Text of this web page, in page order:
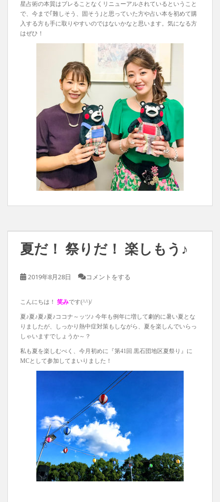
星占術の本質はブレることなくリニューアルされているということ
で、今まで｢難しそう、固そう｣と思っていた方や占い本を初めて購
入する方も手に取りやすいのではないかなと思います。気になる方
はぜひ！
夏だ！ 祭りだ！ 楽しもう♪
2019年8月28日 コメントをする
こんにちは！ 笑みです(^^)/
夏♪夏♪夏♪夏♪ココナ～ッツ♪ 今年も例年に増して劇的に暑い夏とな
りましたが、しっかり熱中症対策もしながら、夏を楽しんでいらっ
しゃいますでしょうか～？
私も夏を楽しむべく、今月初めに『第41回 黒石団地区夏祭り』に
MCとして参加してまいりました！